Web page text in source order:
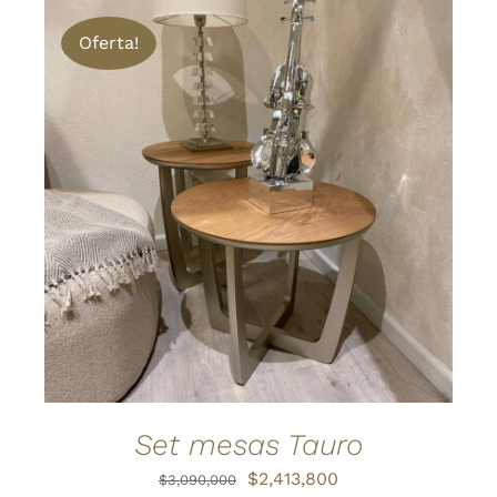
Oferta!
AÑADIR AL CARRITO
/
DETALLES
Set mesas Tauro
$3,090,000
El
$2,413,800